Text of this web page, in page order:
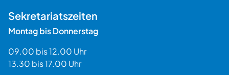
Sekretariatszeiten
Montag bis Donnerstag
09.00 bis 12.00 Uhr
13.30 bis 17.00 Uhr